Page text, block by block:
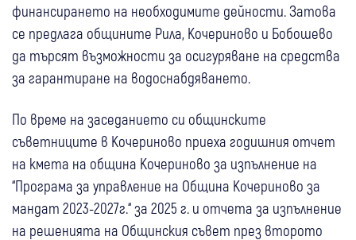
финансирането на необходимите дейности. Затова
се предлага общините Рила, Кочериново и Бобошево
да търсят възможности за осигуряване на средства
за гарантиране на водоснабдяването.
По време на заседанието си общинските
съветниците в Кочериново приеха годишния отчет
на кмета на община Кочериново за изпълнение на
“Програма за управление на Община Кочериново за
мандат 2023-2027г.“ за 2025 г. и отчета за изпълнение
на решенията на Общинския съвет през второто